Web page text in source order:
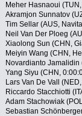
Meher Hasnaoui
Akramjon Sunnatov
Tim Sellar (AUS,
Neil Van Der Ploeg
Xiaolong Sun (CHN,
Meiyin Wang (CHN,
Novardianto
Yang Siyu (CHN,
Lars Van De Vall
Riccardo Stacchiotti
Adam Stachowiak
Sebastian